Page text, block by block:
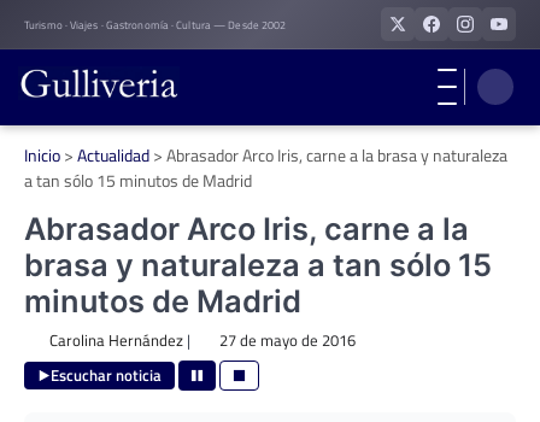
Skip
to
content
Turismo · Viajes · Gastronomía · Cultura — Desde 2002
Inicio>Actualidad>Abrasador Arco Iris, carne a la brasa y naturaleza
a tan sólo 15 minutos de Madrid
Abrasador Arco Iris, carne a la
brasa y naturaleza a tan sólo 15
minutos de Madrid
Carolina Hernández| 27 de mayo de 2016
Escuchar noticia